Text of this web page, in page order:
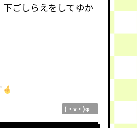
ごしらえをしてゆか
(・v・)φ＿